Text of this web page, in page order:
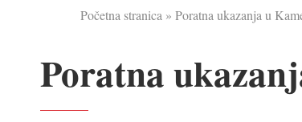
Početna stranica » Poratna ukazanja u
Poratna